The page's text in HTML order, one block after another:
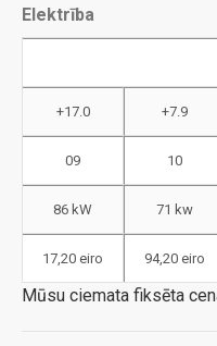
Elektrība
+17.0 +7.9
09 10
86 kW 71 kw
17,20 eiro 94,20 eiro
Mūsu ciemata fiksēta